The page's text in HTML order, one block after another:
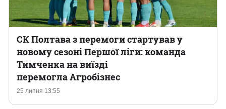
2 ліга
Букмекери
25 липня 13:55
СК Полтава з перемоги стартував у
новому сезоні Першої ліги: команда
Тимченка на виїзді
перемогла Агробізнес